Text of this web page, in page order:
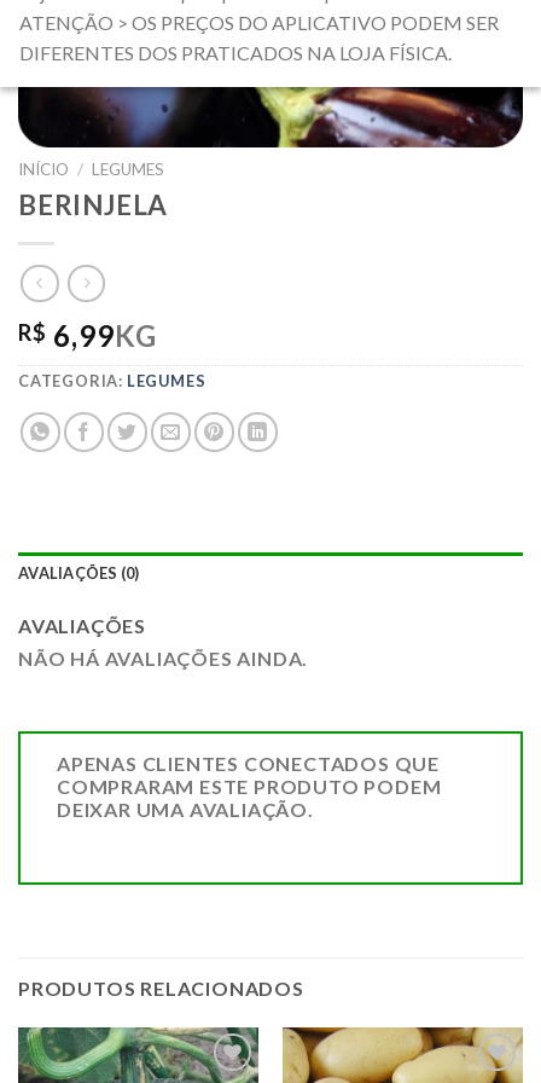
INÍCIO / LEGUMES
BERINJELA
R$ 6,99KG
CATEGORIA: LEGUMES
AVALIAÇÕES (0)
AVALIAÇÕES
NÃO HÁ AVALIAÇÕES AINDA.
APENAS CLIENTES CONECTADOS QUE
COMPRARAM ESTE PRODUTO PODEM
DEIXAR UMA AVALIAÇÃO.
PRODUTOS RELACIONADOS
ATENÇÃO > OS PREÇOS DO APLICATIVO PODEM SER
DIFERENTES DOS PRATICADOS NA LOJA FÍSICA.